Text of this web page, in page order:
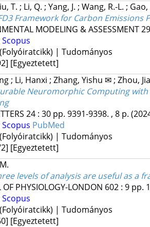
T. ; Li, Q. ; Yang, J. ; Wang, R.-L. ;
Framework for Carbon Emissions
MODELING & ASSESSMENT29
Scopus
| Tudományos
[Egyeztetett]
; Li, Hanxi ; Zhang, Yishu ✉ ; Zhou,
Neuromorphic Computing
24: 30 pp. 9391-9398. , 8 p.
Scopus PubMed
| Tudományos
[Egyeztetett]
levels of analysis are useful as a
OF PHYSIOLOGY-LONDON 602: 9 pp.
Scopus
| Tudományos
[Egyeztetett]